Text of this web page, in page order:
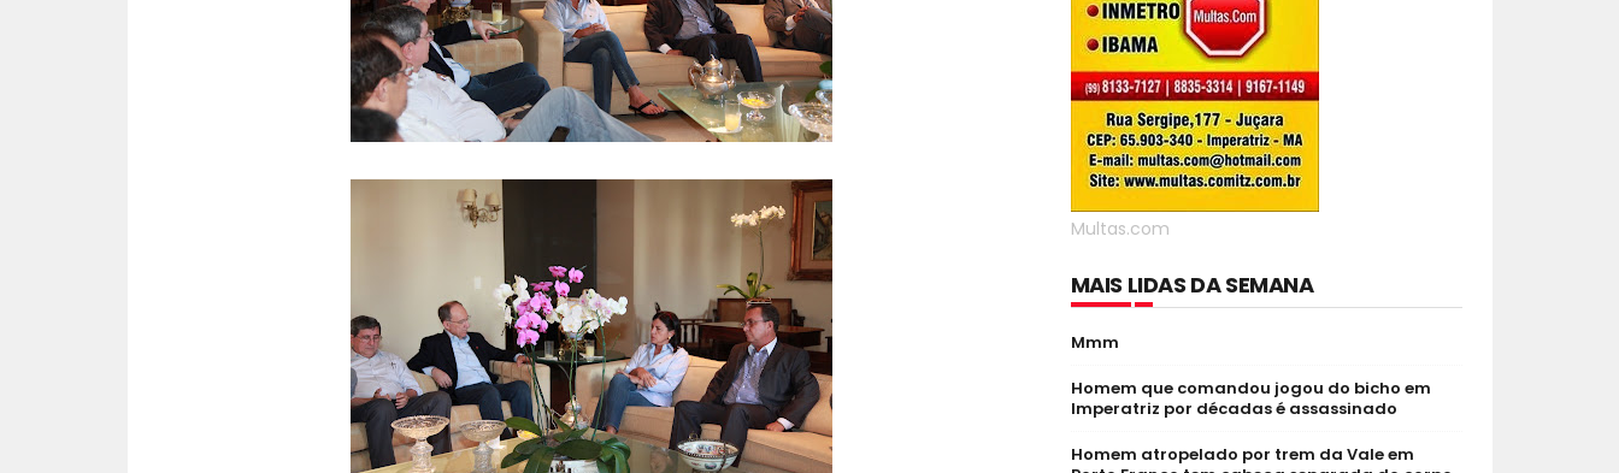
Multas.com
MAIS LIDAS DA SEMANA
Mmm
Homem que comandou jogou do bicho em
Imperatriz por décadas é assassinado
Homem atropelado por trem da Vale em